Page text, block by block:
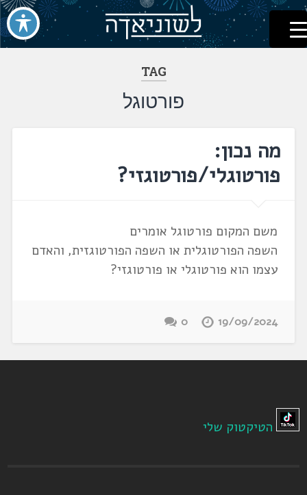
דלג
לתוכן
לשוניאדה
עברית. לשון. שפה
TAG
פורטוגל
מה נכון:
פורטוגלי/פורטוגזי?
משם המקום פורטוגל אומרים
השפה הפורטוגלית או השפה הפורטוגזית, והאדם
עצמו הוא פורטוגלי או פורטוגזי?
19/09/2024
0
הטיקטוק שלי